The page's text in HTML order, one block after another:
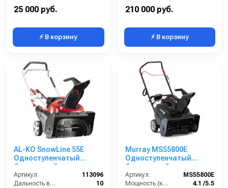
Рабочая высота (см):
25 000 руб.
⚡ В корзину
210 000 руб.
⚡ В корзину
AL-KO SnowLine 55E
Одноступенчатый
бензиновый
снегоуборщик
Артикул:
113096
Дальность выброса снега (м):
10
Murray MS55800E
Одноступенчатый
бензиновый
снегоуборщик
Артикул:
MS55800E
Мощность (кВт/лс):
4.1 /5.5